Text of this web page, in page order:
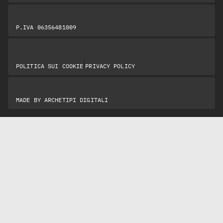
P.IVA 06356481009
POLITICA SUI COOKIE PRIVACY POLICY
MADE BY ARCHETIPI DIGITALI